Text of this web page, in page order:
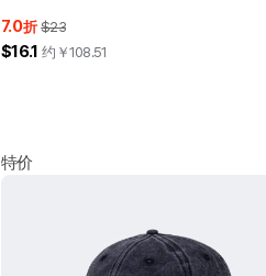
7.0折 $23
$16.1 约￥108.51
特价